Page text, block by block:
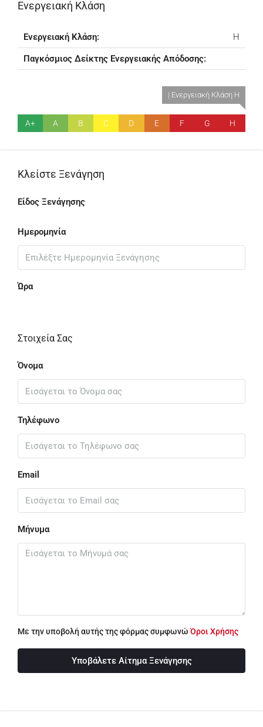
Ενεργειακή Κλάση
Ενεργειακή Κλάση: H
Παγκόσμιος Δείκτης Ενεργειακής Απόδοσης:
A+ A B C D E F G
| Ενεργειακή Κλάση H
H
Κλείστε Ξενάγηση
Είδος Ξενάγησης
Ημερομηνία
Ώρα
Στοιχεία Σας
Όνομα
Τηλέφωνο
Email
Μήνυμα
Με την υποβολή αυτής της φόρμας συμφωνώΌροι Χρήσης
Υποβάλετε Αίτημα Ξενάγησης